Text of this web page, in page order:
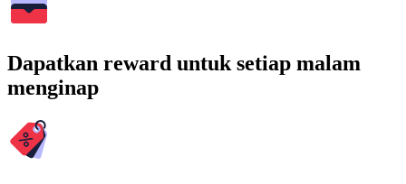
Dapatkan reward untuk setiap malam
menginap